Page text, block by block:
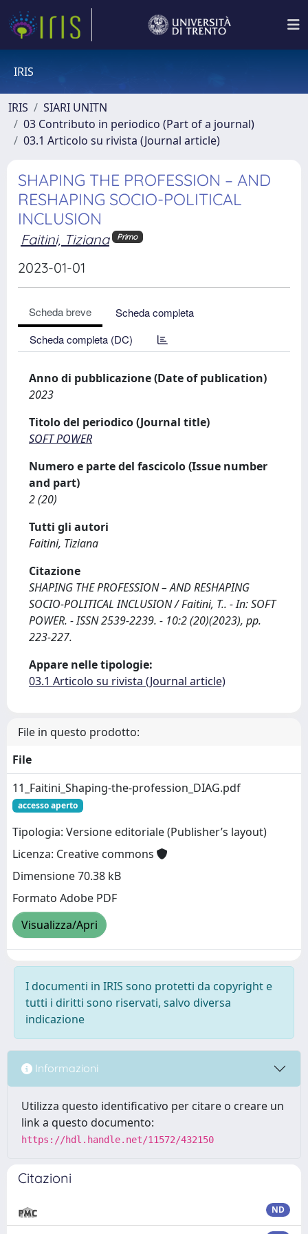
IRIS
IRIS
SIARI UNITN
03 Contributo in periodico (Part of a journal)
03.1 Articolo su rivista (Journal article)
SHAPING THE PROFESSION – AND
RESHAPING SOCIO-POLITICAL
INCLUSION
Faitini, Tiziana Primo
2023-01-01
Scheda breve
Scheda completa
Scheda completa (DC)
Anno di pubblicazione (Date of publication)
2023
Titolo del periodico (Journal title)
SOFT POWER
Numero e parte del fascicolo (Issue number
and part)
2 (20)
Tutti gli autori
Faitini, Tiziana
Citazione
SHAPING THE PROFESSION – AND RESHAPING
SOCIO-POLITICAL INCLUSION / Faitini, T.. - In: SOFT
POWER. - ISSN 2539-2239. - 10:2 (20)(2023), pp.
223-227.
Appare nelle tipologie:
03.1 Articolo su rivista (Journal article)
File in questo prodotto:
File
11_Faitini_Shaping-the-profession_DIAG.pdf
accesso aperto
Tipologia: Versione editoriale (Publisher’s layout)
Licenza: Creative commons
Dimensione 70.38 kB
Formato Adobe PDF
Visualizza/Apri
I documenti in IRIS sono protetti da copyright e
tutti i diritti sono riservati, salvo diversa
indicazione
Informazioni
Utilizza questo identificativo per citare o creare un
link a questo documento:
https://hdl.handle.net/11572/432150
Citazioni
ND